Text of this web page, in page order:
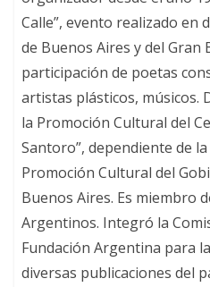
Calle”, evento realizado en
de Buenos Aires y del Gran
participación de poetas
artistas plásticos, músicos.
la Promoción Cultural del
Santoro”, dependiente de
Promoción Cultural del
Buenos Aires. Es miembro
Argentinos. Integró la
Fundación Argentina para
diversas publicaciones del